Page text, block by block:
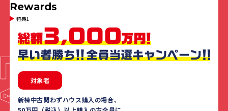
Rewards
特典1
対象者
新棟中古問わずハウス購入の場合、